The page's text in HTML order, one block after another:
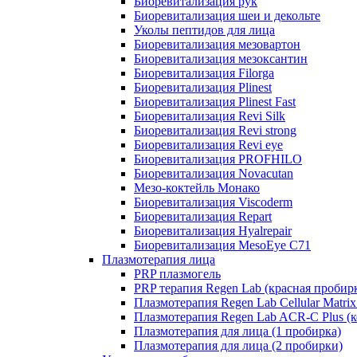
Биоревитализация шеи и декольте
Уколы пептидов для лица
Биоревитализация мезовартон
Биоревитализация мезоксантин
Биоревитализация Filorga
Биоревитализация Plinest
Биоревитализация Plinest Fast
Биоревитализация Revi Silk
Биоревитализация Revi strong
Биоревитализация Revi eye
Биоревитализация PROFHILO
Биоревитализация Novacutan
Мезо-коктейль Монако
Биоревитализация Viscoderm
Биоревитализация Repart
Биоревитализация Hyalrepair
Биоревитализация MesoEye C71
Плазмотерапия лица
PRP плазмогель
PRP терапия Regen Lab (красная
Плазмотерапия Regen Lab Cellular
Плазмотерапия Regen Lab ACR-C Plus
Плазмотерапия для лица (1 пробирка)
Плазмотерапия для лица (2 пробирки)